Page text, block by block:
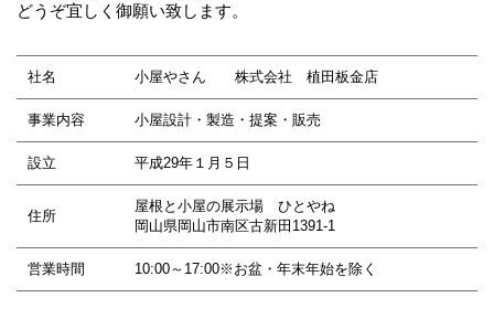
どうぞ宜しく御願い致します。
社名 小屋やさん 株式会社 植田板金店
事業内容 小屋設計・製造・提案・販売
設立 平成29年１月５日
住所
屋根と小屋の展示場 ひとやね
岡山県岡山市南区古新田1391-1
営業時間 10:00～17:00※お盆・年末年始を除く